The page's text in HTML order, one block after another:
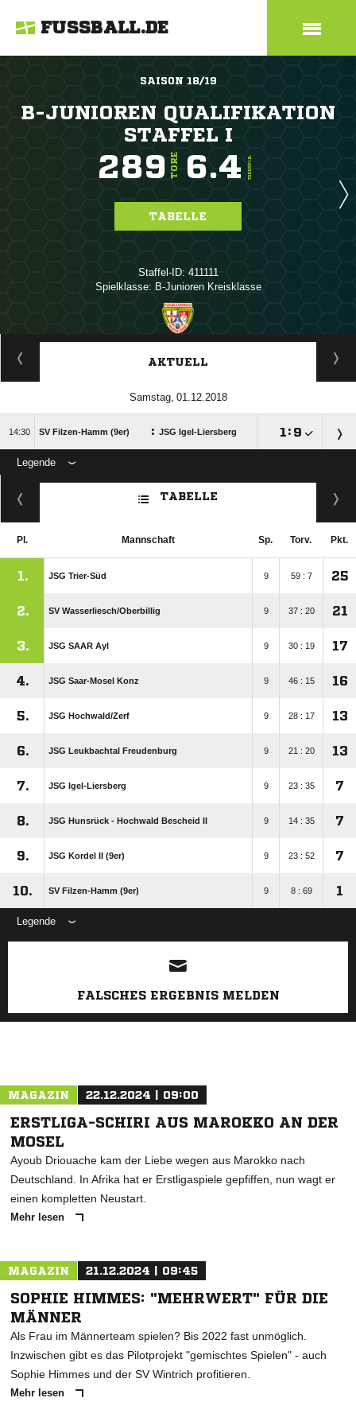
FUSSBALL.DE
SAISON 18/19
B-JUNIOREN QUALIFIKATION
STAFFEL I
289 TORE 6.4 TORE/SPIEL
TABELLE
Staffel-ID: 411111
Spielklasse: B-Junioren Kreisklasse
ANZEIGE
AKTUELL
 
 SV Filzen-Hamm (9er) : JSG Igel-Liersberg  : 
Legende
ANZEIGE
TABELLE
Pl. Mannschaft Sp. Torv. Pkt.
1. JSG Trier-Süd 9 59 : 7 25
2. SV Wasserliesch/​Oberbillig 9 37 : 20 21
3. JSG SAAR Ayl 9 30 : 19 17
4. JSG Saar-Mosel Konz 9 46 : 15 16
5. JSG Hochwald/​Zerf 9 28 : 17 13
6. JSG Leukbachtal Freudenburg 9 21 : 20 13
7. JSG Igel-Liersberg 9 23 : 35 7
8. JSG Hunsrück - Hochwald Bescheid II 9 14 : 35 7
9. JSG Kordel II (9er) 9 23 : 52 7
10. SV Filzen-Hamm (9er) 9 8 : 69 1
Legende
ANZEIGE
FALSCHES ERGEBNIS MELDEN
MAGAZIN 22.12.2024 | 09:00
ERSTLIGA-SCHIRI AUS MAROKKO AN DER
MOSEL
Ayoub Driouache kam der Liebe wegen aus Marokko nach
Deutschland. In Afrika hat er Erstligaspiele gepfiffen, nun wagt er
einen kompletten Neustart.
Mehr lesen
MAGAZIN 21.12.2024 | 09:45
SOPHIE HIMMES: "MEHRWERT" FÜR DIE
MÄNNER
Als Frau im Männerteam spielen? Bis 2022 fast unmöglich.
Inzwischen gibt es das Pilotprojekt "gemischtes Spielen" - auch
Sophie Himmes und der SV Wintrich profitieren.
Mehr lesen